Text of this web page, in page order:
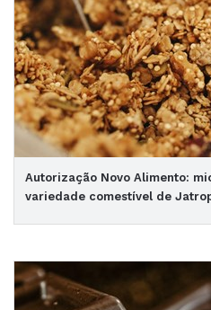
Autorização Novo Alimento:
variedade comestível de